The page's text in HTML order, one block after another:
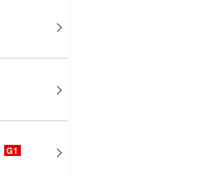
G1